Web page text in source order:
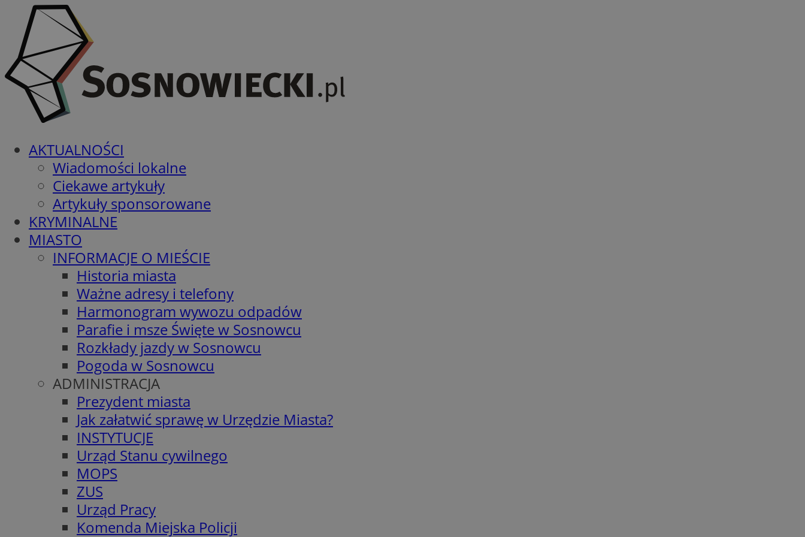
AKTUALNOŚCI
Wiadomości lokalne
Ciekawe artykuły
Artykuły sponsorowane
KRYMINALNE
MIASTO
INFORMACJE O MIEŚCIE
Historia miasta
Ważne adresy i telefony
Harmonogram wywozu odpadów
Parafie i msze Święte w Sosnowcu
Rozkłady jazdy w Sosnowcu
Pogoda w Sosnowcu
ADMINISTRACJA
Prezydent miasta
Jak załatwić sprawę w Urzędzie Miasta?
INSTYTUCJE
Urząd Stanu cywilnego
MOPS
ZUS
Urząd Pracy
Komenda Miejska Policji